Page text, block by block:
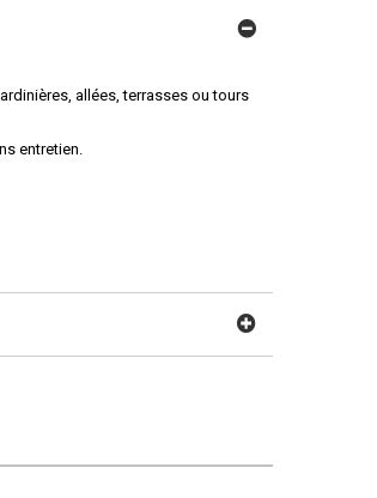
allées, terrasses ou tours
entretien.